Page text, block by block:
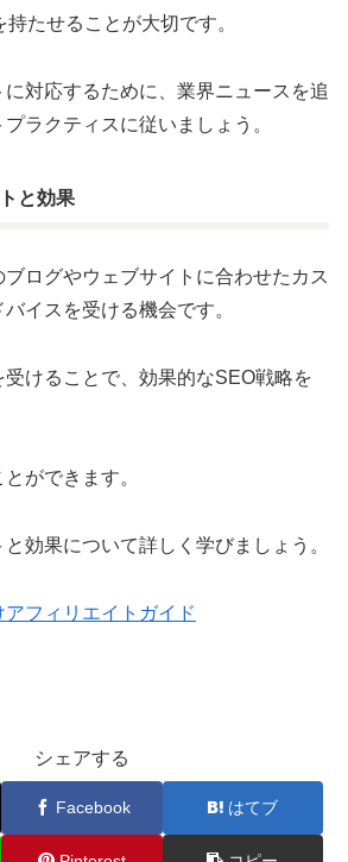
たせることが大切です。
対応するために、業界ニュースを追
ラクティスに従いましょう。
と効果
ログやウェブサイトに合わせたカス
イスを受ける機会です。
けることで、効果的なSEO戦略を
ができます。
効果について詳しく学びましょう。
フィリエイトガイド
シェアする
Facebook はてブ